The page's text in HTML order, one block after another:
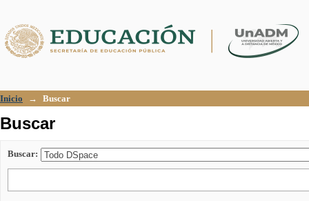
Inicio → Buscar
Buscar
Buscar: